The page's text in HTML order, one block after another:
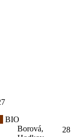
BIO
Borová,
28